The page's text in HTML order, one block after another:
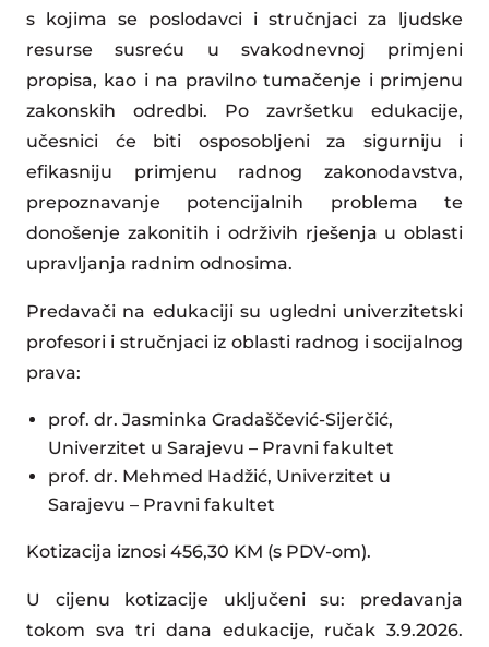
s kojima se poslodavci i stručnjaci za ljudske
resurse susreću u svakodnevnoj primjeni
propisa, kao i na pravilno tumačenje i primjenu
zakonskih odredbi. Po završetku edukacije,
učesnici će biti osposobljeni za sigurniju i
efikasniju primjenu radnog zakonodavstva,
prepoznavanje potencijalnih problema te
donošenje zakonitih i održivih rješenja u oblasti
upravljanja radnim odnosima.
Predavači na edukaciji su ugledni univerzitetski
profesori i stručnjaci iz oblasti radnog i socijalnog
prava:
prof. dr. Jasminka Gradaščević-Sijerčić,
Univerzitet u Sarajevu – Pravni fakultet
prof. dr. Mehmed Hadžić, Univerzitet u
Sarajevu – Pravni fakultet
Kotizacija iznosi 456,30 KM (s PDV-om).
U cijenu kotizacije uključeni su: predavanja
tokom sva tri dana edukacije, ručak 3.9.2026.